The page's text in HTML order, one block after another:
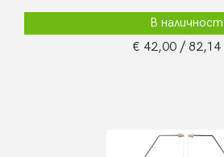
В наличност
€ 42,00 / 82,14